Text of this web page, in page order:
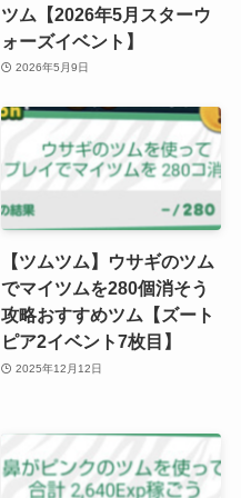
ツム【2026年5月スターウ
ォーズイベント】
2026年5月9日
【ツムツム】ウサギのツム
でマイツムを280個消そう
攻略おすすめツム【ズート
ピア2イベント7枚目】
2025年12月12日